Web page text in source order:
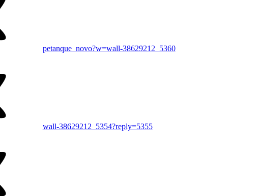
petanque_novo?w=wall-38629212_5360
wall-38629212_5354?reply=5355